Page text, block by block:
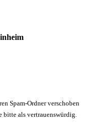
Spam-Ordner verschoben
bitte als vertrauenswürdig.